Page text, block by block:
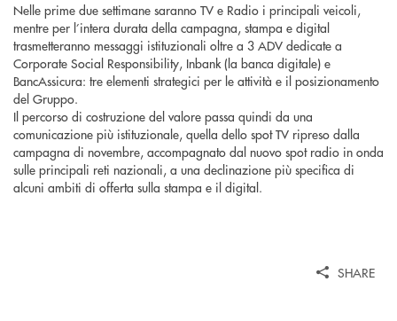
Nelle prime due settimane saranno TV e Radio i principali veicoli,
mentre per l’intera durata della campagna, stampa e digital
trasmetteranno messaggi istituzionali oltre a 3 ADV dedicate a
Corporate Social Responsibility, Inbank (la banca digitale) e
BancAssicura: tre elementi strategici per le attività e il posizionamento
del Gruppo.
Il percorso di costruzione del valore passa quindi da una
comunicazione più istituzionale, quella dello spot TV ripreso dalla
campagna di novembre, accompagnato dal nuovo spot radio in onda
sulle principali reti nazionali, a una declinazione più specifica di
alcuni ambiti di offerta sulla stampa e il digital.
SHARE